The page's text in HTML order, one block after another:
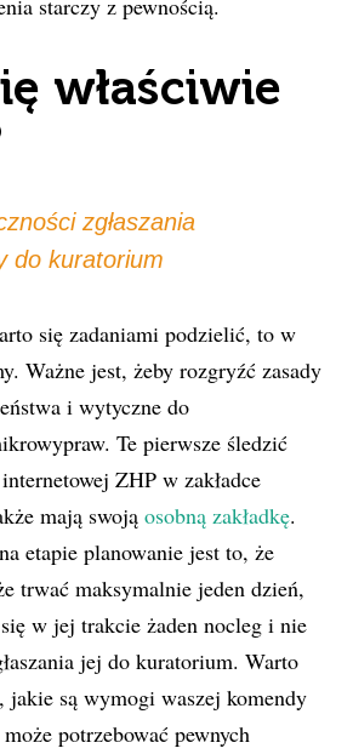
starczy z pewnością.
właściwie
zgłaszania
do kuratorium
się zadaniami podzielić, to w
Ważne jest, żeby rozgryźć zasady
i wytyczne do
Te pierwsze śledzić
ZHP w zakładce
mają swoją osobną zakładkę.
etapie planowanie jest to, że
trwać maksymalnie jeden dzień,
w jej trakcie żaden nocleg i nie
jej do kuratorium. Warto
jakie są wymogi waszej komendy
potrzebować pewnych